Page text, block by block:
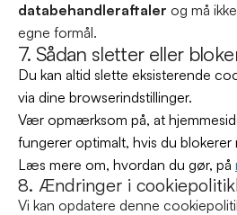
databehandleraftaler og må
egne formål.
7. Sådan sletter eller
Du kan altid slette eksisterende
via dine browserindstillinger.
Vær opmærksom på, at
fungerer optimalt, hvis du
Læs mere om, hvordan du gør, på
8. Ændringer i
Vi kan opdatere denne